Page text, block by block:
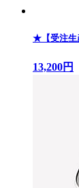
★【受注生
13,200円